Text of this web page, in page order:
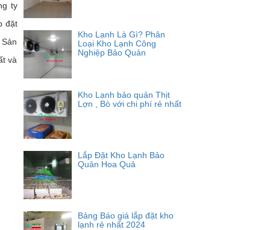
ty
đặt
và
Kho Lạnh Là Gì? Phân
Loại Kho Lạnh Công
Nghiệp Bảo Quản
Kho Lạnh bảo quản Thịt
Lợn , Bò với chi phí rẻ nhất
Lắp Đặt Kho Lạnh Bảo
Quản Hoa Quả
Bảng Báo giá lắp đặt kho
lạnh rẻ nhất 2024